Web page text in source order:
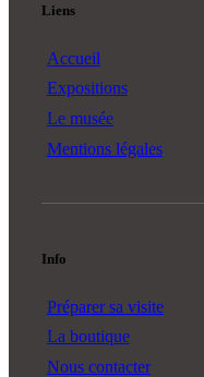
Liens
Accueil
Expositions
Le musée
Mentions légales
Info
Préparer sa visite
La boutique
Nous contacter